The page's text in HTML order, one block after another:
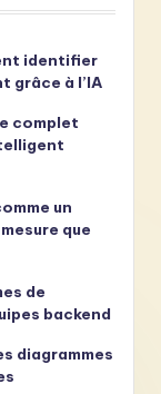
identifier
grâce à l’IA
complet
un
que
de
backend
diagrammes